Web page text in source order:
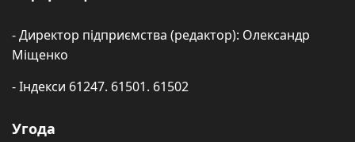
- Директор підприємства (редактор): Олександр
Міщенко
- Індекси 61247. 61501. 61502
Угода